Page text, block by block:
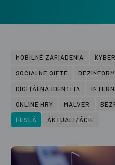
MOBILNÉ ZARIADENIA
SOCIÁLNE SIETE
DIGITÁLNA IDENTITA
ONLINE HRY
MALVÉR
HESLÁ
AKTUALIZÁCIE